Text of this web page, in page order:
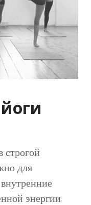
для
энергии